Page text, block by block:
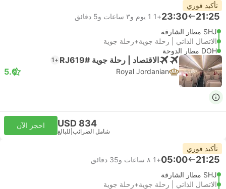
تأكيد فوري
21:25
23:30
+1
1 يوم و٣ ساعات و‫5 دقائق
SHJ مطار الشارقة
الاتصال الذاتي | رحلة جوية+رحلة جوية
DOH مطار الدوحة
الاقتصاد | رحلة جوية #RJ619 +1
Royal Jordanian
5.0
USD 834
شامل الضرائب للبالغ
احجز الآن
تأكيد فوري
21:25
05:00
+1
٨ ساعات و‫35 دقائق
SHJ مطار الشارقة
الاتصال الذاتي | رحلة جوية+رحلة جوية